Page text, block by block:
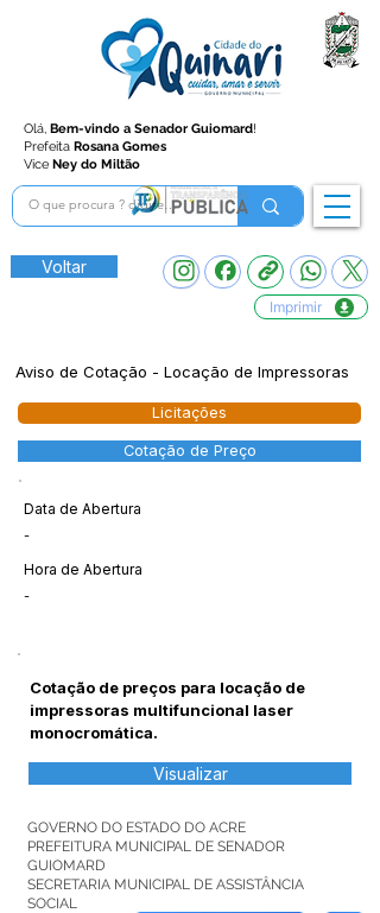
Olá, Bem-vindo a Senador Guiomard!
Prefeita Rosana Gomes
Vice Ney do Miltão
Voltar
Imprimir
Aviso de Cotação - Locação de Impressoras
Licitações
Cotação de Preço
Data de Abertura
-
Hora de Abertura
-
Cotação de preços para locação de
impressoras multifuncional laser
monocromática.
Visualizar
GOVERNO DO ESTADO DO ACRE
PREFEITURA MUNICIPAL DE SENADOR
GUIOMARD
SECRETARIA MUNICIPAL DE ASSISTÂNCIA
SOCIAL